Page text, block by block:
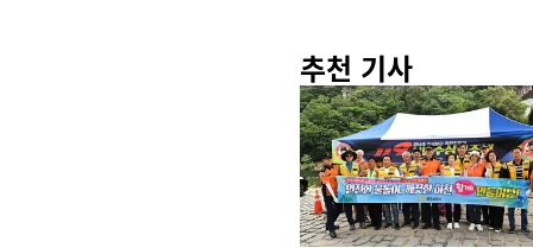
추천 기사